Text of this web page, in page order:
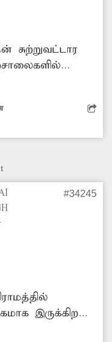
சுற்றுவட்டார
எடுக்க
#34245
இருக்கிறது.